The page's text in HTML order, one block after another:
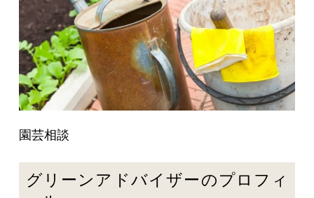
園芸相談
グリーンアドバイザーのプロフィ